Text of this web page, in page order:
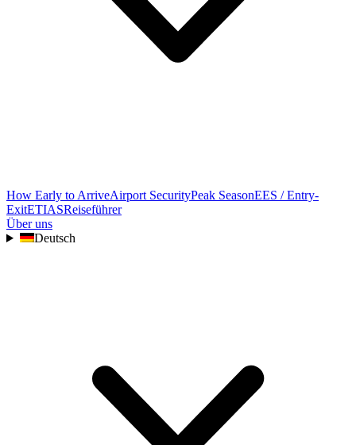
How Early to ArriveAirport SecurityPeak SeasonEES / Entry-
ExitETIASReiseführer
Über uns
Deutsch